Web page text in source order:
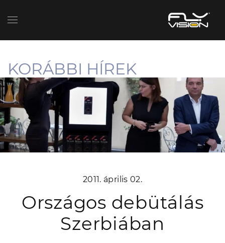
KORÁBBI HÍREK
2011. április 02.
Országos debütálás
Szerbiában